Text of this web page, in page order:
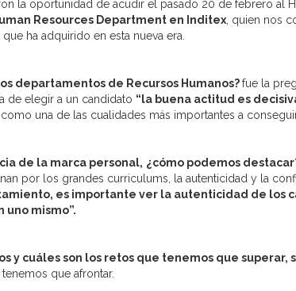
la oportunidad de acudir el pasado 20 de febrero al
Resources Department en Inditex , quien nos
ha adquirido en esta nueva era.
departamentos de Recursos Humanos?fue la
de elegir a un candidato “la buena actitud es
una de las cualidades más importantes a
de la marca personal, ¿cómo podemos
por los grandes curriculums, la autenticidad y la
es importante ver la autenticidad de los
mismo”.
y cuáles son los retos que tenemos que superar,
que afrontar.